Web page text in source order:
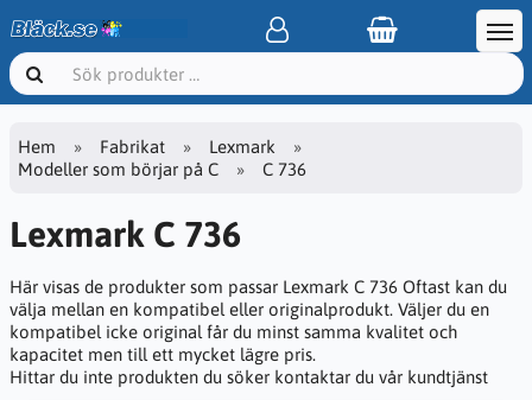
Hem Fabrikat
Lexmark
Modeller som börjar på C
C 736
Lexmark C 736
Här visas de produkter som passar Lexmark C 736 Oftast kan du
välja mellan en kompatibel eller originalprodukt. Väljer du en
kompatibel icke original får du minst samma kvalitet och
kapacitet men till ett mycket lägre pris.
Hittar du inte produkten du söker kontaktar du vår kundtjänst